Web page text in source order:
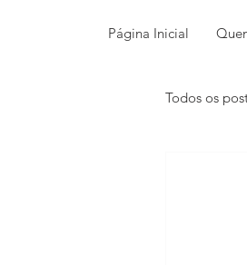
Página Inicial
Todos os